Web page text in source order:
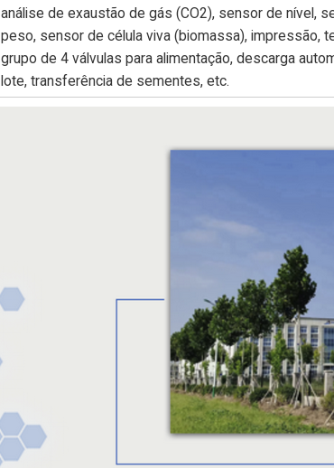
análise de exaustão de gás (CO2), sensor de nível,
peso, sensor de célula viva (biomassa), impressão,
grupo de 4 válvulas para alimentação, descarga
lote, transferência de sementes, etc.